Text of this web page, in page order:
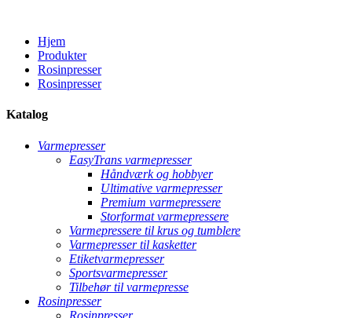
Hjem
Produkter
Rosinpresser
Rosinpresser
Katalog
Varmepresser
EasyTrans varmepresser
Håndværk og hobbyer
Ultimative varmepresser
Premium varmepressere
Storformat varmepressere
Varmepressere til krus og tumblere
Varmepresser til kasketter
Etiketvarmepresser
Sportsvarmepresser
Tilbehør til varmepresse
Rosinpresser
Rosinpresser